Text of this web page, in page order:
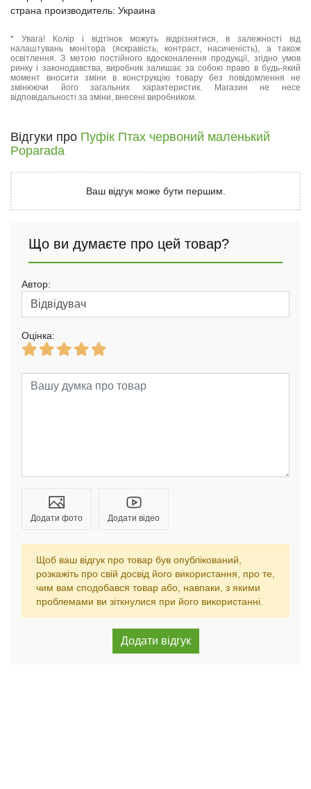
страна производитель: Украина
* Увага! Колір і відтінок можуть відрізнятися, в залежності від
налаштувань монітора (яскравість, контраст, насиченість), а також
освітлення. З метою постійного вдосконалення продукції, згідно умов
ринку і законодавства, виробник залишає за собою право в будь-який
момент вносити зміни в конструкцію товару без повідомлення не
змінюючи його загальних характеристик. Магазин не несе
відповідальності за зміни, внесені виробником.
Відгуки про Пуфік Птах червоний маленький
Poparada
Ваш відгук може бути першим.
Що ви думаєте про цей товар?
Автор:
Оцінка:
Додати фото Додати відео
Щоб ваш відгук про товар був опублікований,
розкажіть про свій досвід його використання, про те,
чим вам сподобався товар або, навпаки, з якими
проблемами ви зіткнулися при його використанні.